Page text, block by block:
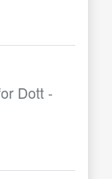
Dott -